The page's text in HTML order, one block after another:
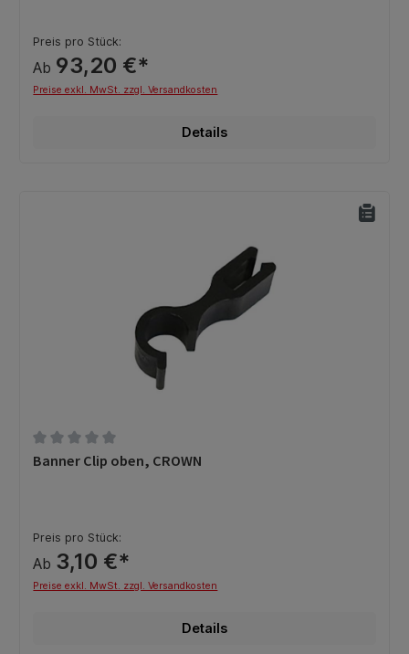
Preis pro Stück:
Ab 93,20 €*
Preise exkl. MwSt. zzgl. Versandkosten
Details
Durchschnittliche Bewertung von 0 von 5 Sternen
Banner Clip oben, CROWN
Preis pro Stück:
Ab 3,10 €*
Preise exkl. MwSt. zzgl. Versandkosten
Details